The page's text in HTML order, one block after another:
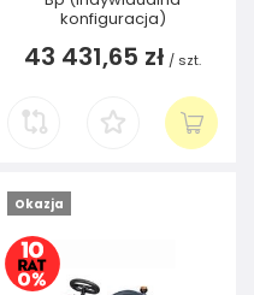
konfiguracja)
43 431,65 zł / szt.
Okazja